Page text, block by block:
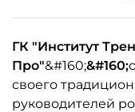
ГК "Институт
Про"&#160;&#160;
своего
руководителей